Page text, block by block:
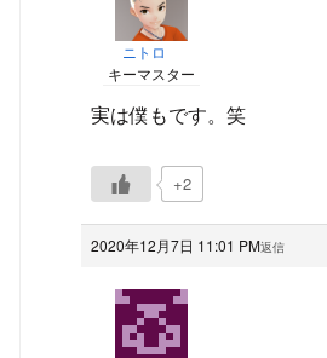
ニトロ
キーマスター
実は僕もです。笑
+2
2020年12月7日 11:01 PM返信